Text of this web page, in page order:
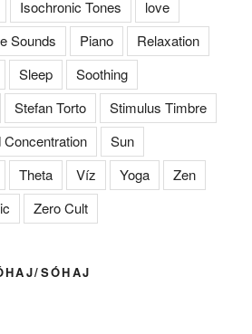
Isochronic Tones
love
Sounds Piano
Relaxation
Sleep
Soothing
Stefan Torto
Stimulus Timbre
Sun
Theta Víz Yoga
Zen
Zero Cult
SÓHAJ